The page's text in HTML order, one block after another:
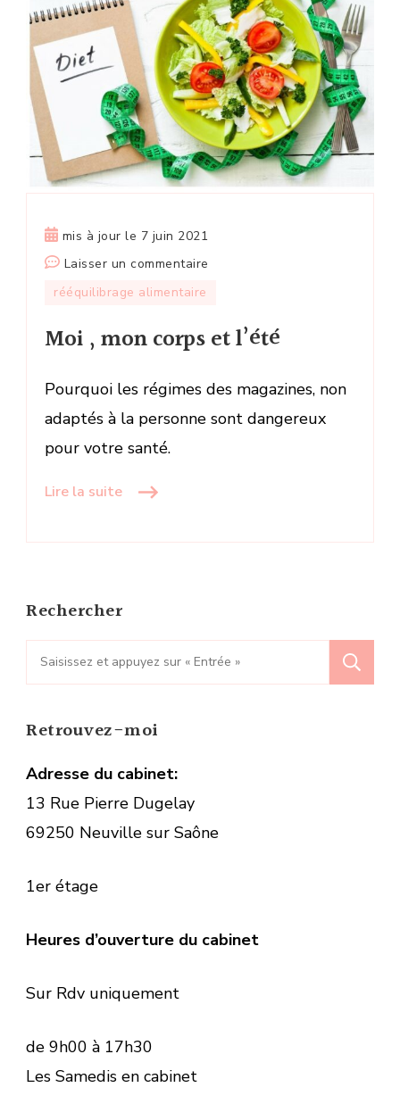
mis à jour le 7 juin 2021
Laisser un commentaire
mon
rééquilibrage alimentaire
Moi , mon corps et l’été
Pourquoi les régimes des magazines, non
adaptés à la personne sont dangereux
pour votre santé.
Lire la suite
Rechercher
Recherche
pour
Retrouvez-moi
Adresse du cabinet:
13 Rue Pierre Dugelay
69250 Neuville sur Saône
1er étage
Heures d’ouverture du cabinet
Sur Rdv uniquement
de 9h00 à 17h30
Les Samedis en cabinet